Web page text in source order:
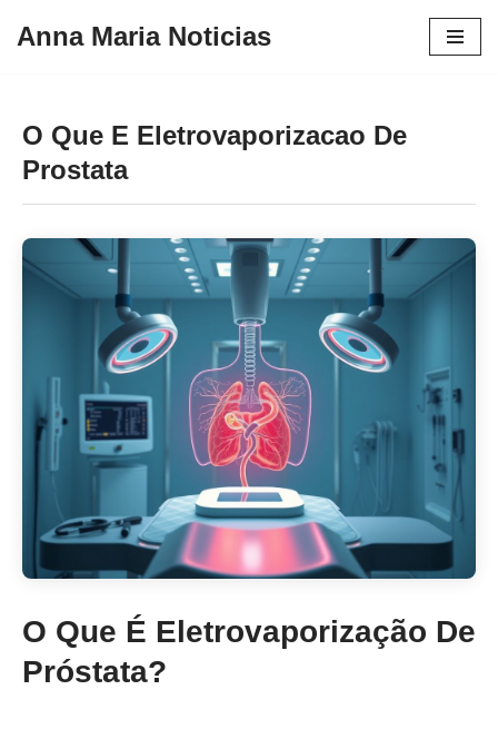
conteúdo
Anna Maria Noticias
O Que E Eletrovaporizacao De
Prostata
O Que É Eletrovaporização De
Próstata?